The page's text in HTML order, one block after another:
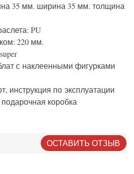
35 мм. ширина 35 мм. толщина
PU
220 мм.
с наклеенными фигурками
инструкция по эксплуатации
коробка
ОСТАВИТЬ ОТЗЫВ